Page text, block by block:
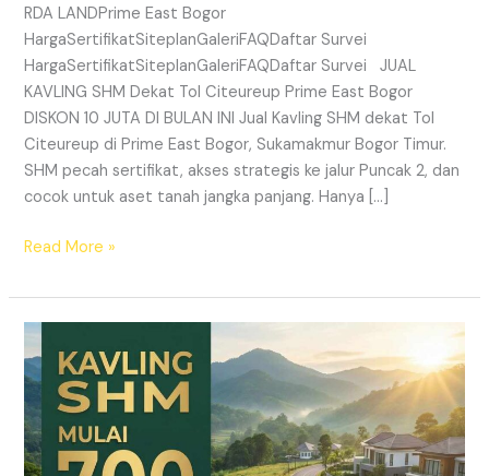
RDA LANDPrime East Bogor
HargaSertifikatSiteplanGaleriFAQDaftar Survei
HargaSertifikatSiteplanGaleriFAQDaftar Survei JUAL
KAVLING SHM Dekat Tol Citeureup Prime East Bogor
DISKON 10 JUTA DI BULAN INI Jual Kavling SHM dekat Tol
Citeureup di Prime East Bogor, Sukamakmur Bogor Timur.
SHM pecah sertifikat, akses strategis ke jalur Puncak 2, dan
cocok untuk aset tanah jangka panjang. Hanya […]
Read More »
HARMONI
PRIME
EAST
BOGOR
–
KAVLING